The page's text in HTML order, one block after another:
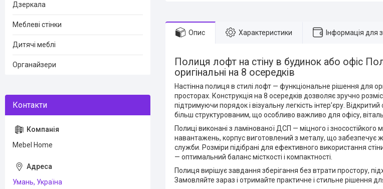
Опис Характеристики Інформація для
Полиця лофт на стіну в будинок або офіс
оригінальні на 8 осередків
Настінна полиця в стилі лофт — функціональне рішення для
просторах. Конструкція на 8 осередків дозволяє зручно
підтримуючи порядок і візуальну легкість інтер’єру.
більш структурованим, що особливо важливо для офісу,
Полиці виконані з ламінованої ДСП — міцного і зносостійкого
навантажень, корпус виготовлений з металу, що забезпечує
служби. Розміри підібрані для ефективного використання
— оптимальний баланс місткості і компактності.
Полиця вирішує завдання зберігання без втрати простору,
Замовляйте зараз і отримайте практичне і стильне рішення
Дзеркала
Меблеві стінки
Дитячі меблі
Органайзери
Mebel Home
Умань, Україна